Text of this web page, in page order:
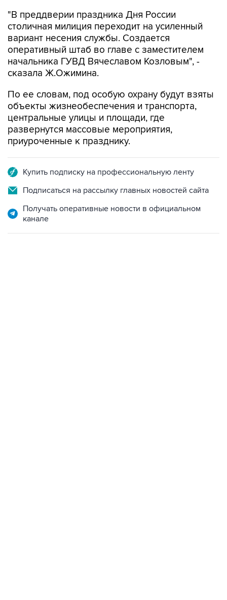
"В преддверии праздника Дня России
столичная милиция переходит на усиленный
вариант несения службы. Создается
оперативный штаб во главе с заместителем
начальника ГУВД Вячеславом Козловым", -
сказала Ж.Ожимина.
По ее словам, под особую охрану будут взяты
объекты жизнеобеспечения и транспорта,
центральные улицы и площади, где
развернутся массовые мероприятия,
приуроченные к празднику.
Купить подписку на профессиональную ленту
Подписаться на рассылку главных новостей сайта
Получать оперативные новости в официальном
канале